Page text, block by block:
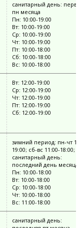
санитарный день:
пн месяца
Пн: 10:00-19:00
Вт: 10:00-19:00
Ср: 10:00-19:00
Чт: 10:00-19:00
Пт: 10:00-18:00
Сб: 10:00-18:00
Вс: 10:00-18:00
Вт: 12:00-19:00
Ср: 12:00-19:00
Чт: 12:00-19:00
Пт: 12:00-19:00
Сб: 12:00-19:00
зимний период: пн-чт
19:00; сб-вс 11:00-18:00;
санитарный день:
последний день месяца
Пн: 10:00-18:00
Вт: 10:00-18:00
Ср: 10:00-18:00
Чт: 10:00-18:00
Вс: 11:00-18:00
санитарный день: